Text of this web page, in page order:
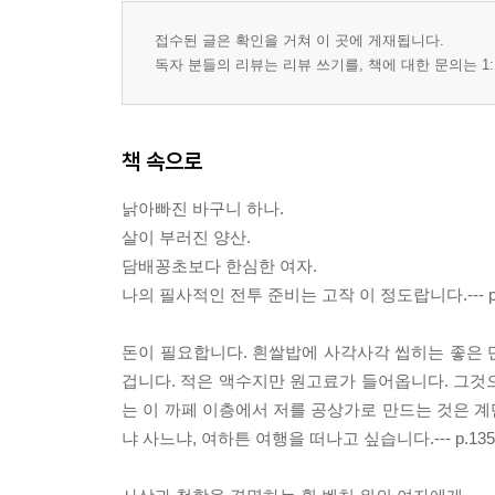
접수된 글은 확인을 거쳐 이 곳에 게재됩니다.
독자 분들의 리뷰는 리뷰 쓰기를, 책에 대한 문의는
책 속으로
낡아빠진 바구니 하나.
살이 부러진 양산.
담배꽁초보다 한심한 여자.
나의 필사적인 전투 준비는 고작 이 정도랍니다.---
돈이 필요합니다. 흰쌀밥에 사각사각 씹히는 좋
겁니다. 적은 액수지만 원고료가 들어옵니다. 그
는 이 까페 이층에서 저를 공상가로 만드는 것은
냐 사느냐, 여하튼 여행을 떠나고 싶습니다.--- p.135